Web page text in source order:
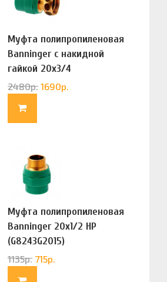
Муфта полипропиленовая
Banninger с накидной
гайкой 20х3/4
(G83322020)
2480р. 1690р.
Муфта полипропиленовая
Banninger 20х1/2 НР
(G8243G2015)
1135р. 715р.